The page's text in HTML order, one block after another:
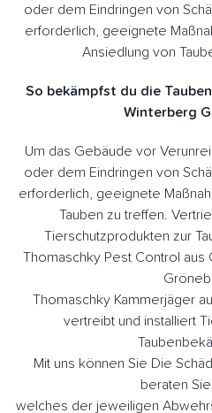
oder dem Eindringen von
erforderlich, geeignete
Ansiedlung von
So bekämpfst du die
Winterberg
Um das Gebäude vor
oder dem Eindringen von
erforderlich, geeignete
Tauben zu treffen.
Tierschutzprodukten zur
Thomaschky Pest Control aus
Thomaschky Kammerjäger
vertreibt und installiert
Mit uns können Sie Die
beraten
welches der jeweiligen